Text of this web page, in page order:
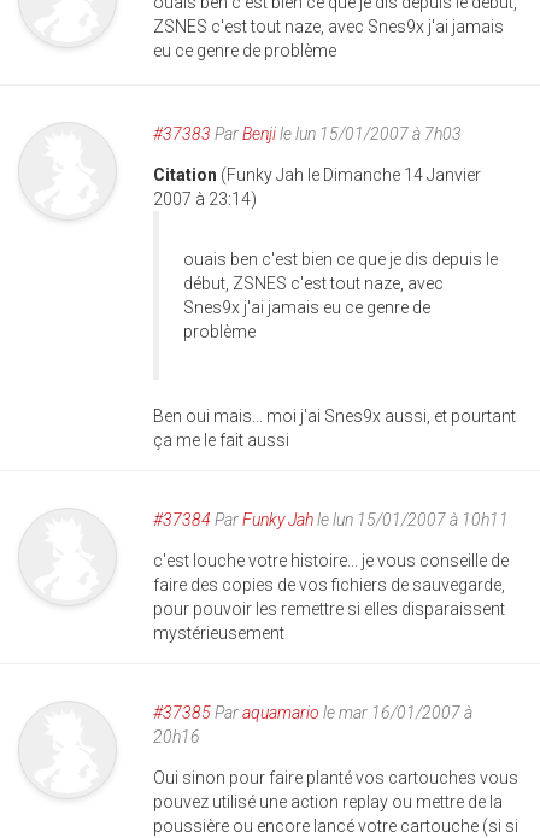
ZSNES c'est tout naze, avec Snes9x j'ai jamais
eu ce genre de problème
#37383 ParBenjile lun 15/01/2007 à 7h03
Citation (Funky Jah le Dimanche 14 Janvier
2007 à 23:14)
ouais ben c'est bien ce que je dis depuis le
début, ZSNES c'est tout naze, avec
Snes9x j'ai jamais eu ce genre de
problème
Ben oui mais... moi j'ai Snes9x aussi, et pourtant
ça me le fait aussi
#37384 ParFunky Jahle lun 15/01/2007 à 10h11
c'est louche votre histoire... je vous conseille de
faire des copies de vos fichiers de sauvegarde,
pour pouvoir les remettre si elles disparaissent
mystérieusement
#37385Paraquamario le mar 16/01/2007 à
20h16
Oui sinon pour faire planté vos cartouches vous
pouvez utilisé une action replay ou mettre de la
poussière ou encore lancé votre cartouche (si si